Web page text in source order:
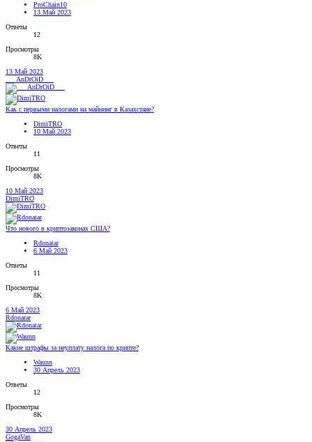
ProChain10
13 Май 2023
Ответы
12
Просмотры
8K
13 Май 2023
___AnDrOiD___
Как с первыми налогами на майнинг в Казахстане?
DimiTRO
10 Май 2023
Ответы
11
Просмотры
8K
10 Май 2023
DimiTRO
Что нового в криптозаконах США?
Rdonatar
6 Май 2023
Ответы
11
Просмотры
8K
6 Май 2023
Rdonatar
Какие штрафы за неуплату налога по крипте?
Waunn
30 Апрель 2023
Ответы
12
Просмотры
8K
30 Апрель 2023
GogaVan